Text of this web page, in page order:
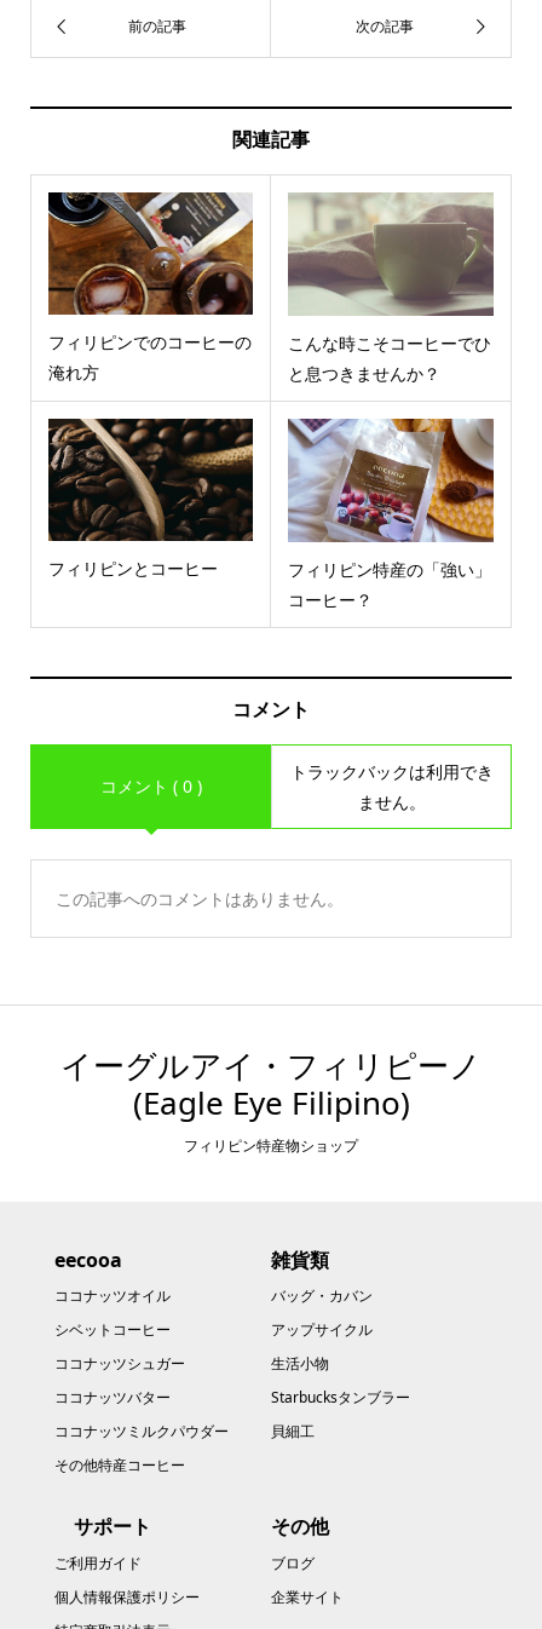
関連記事
フィリピンでのコーヒーの
淹れ方
こんな時こそコーヒーでひ
と息つきませんか？
フィリピンとコーヒー
フィリピン特産の「強い」
コーヒー？
コメント
コメント ( 0 )
トラックバックは利用でき
ません。
この記事へのコメントはありません。
イーグルアイ・フィリピーノ
(Eagle Eye Filipino)
フィリピン特産物ショップ
eecooa
ココナッツオイル
シベットコーヒー
ココナッツシュガー
ココナッツバター
ココナッツミルクパウダー
その他特産コーヒー
雑貨類
バッグ・カバン
アップサイクル
生活小物
Starbucksタンブラー
貝細工
サポート
ご利用ガイド
個人情報保護ポリシー
その他
ブログ
企業サイト